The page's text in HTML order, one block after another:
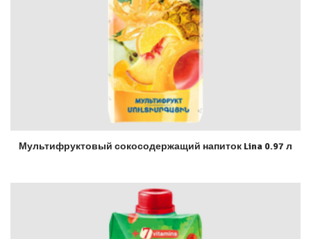
Мультифруктовый сокосодержащий напиток Lina 0.97 л